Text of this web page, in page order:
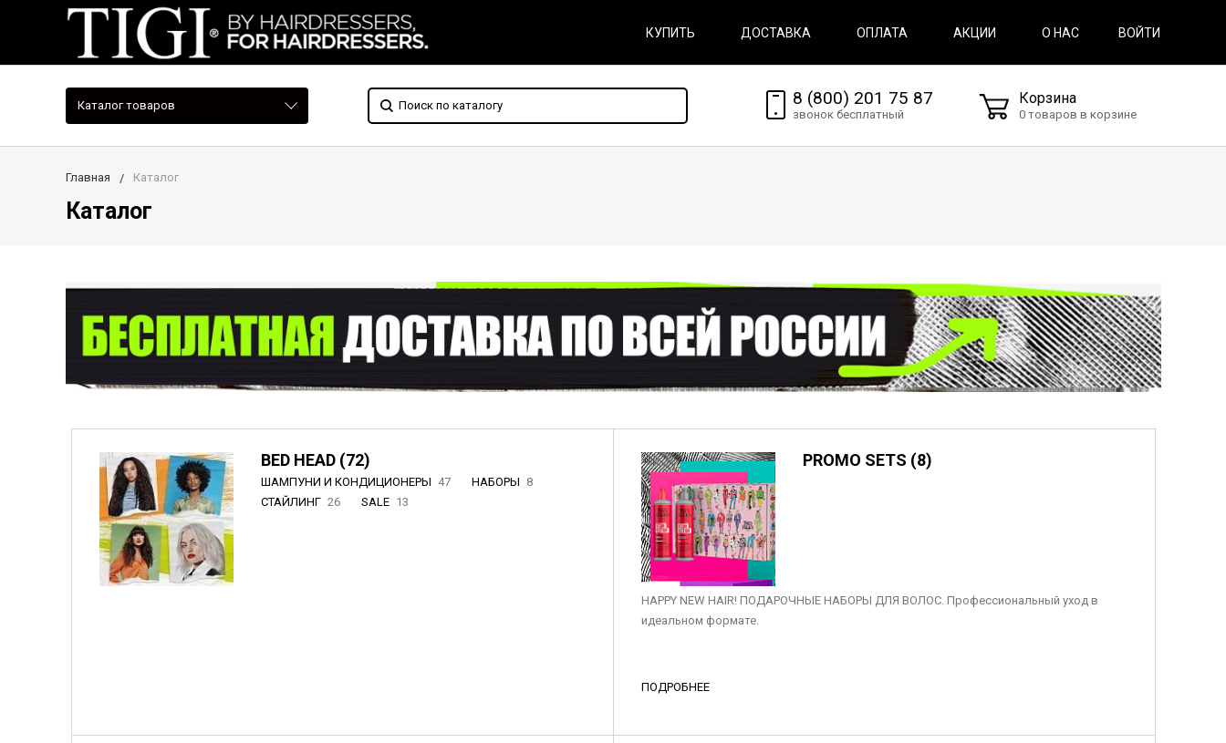
КУПИТЬ ДОСТАВКА ОПЛАТА АКЦИИ О НАС ВОЙТИ
Каталог товаров 8 (800) 201 75 87
звонок бесплатный
Корзина
0 товаров в корзине
Главная Каталог
Каталог
BED HEAD (72)
ШАМПУНИ И КОНДИЦИОНЕРЫ 47 НАБОРЫ 8
СТАЙЛИНГ 26 SALE 13
PROMO SETS (8)
HAPPY NEW HAIR! ПОДАРОЧНЫЕ НАБОРЫ ДЛЯ ВОЛОС. Профессиональный уход в
идеальном формате.
ПОДРОБНЕЕ